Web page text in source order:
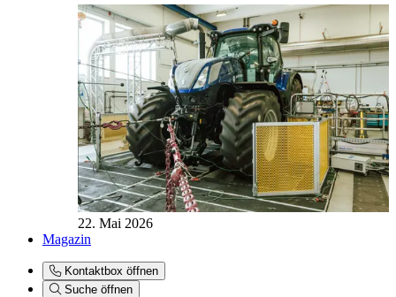
22. Mai 2026
Magazin
Kontaktbox öffnen
Suche öffnen